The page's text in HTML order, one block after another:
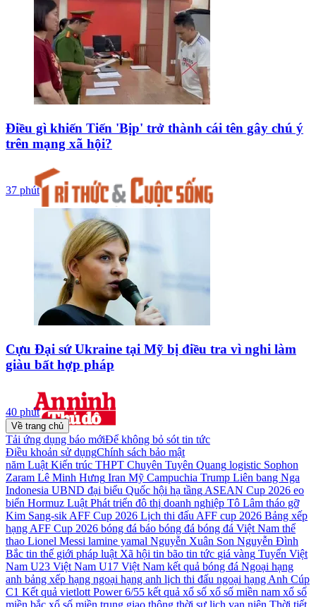
Điều gì khiến Tiến 'Bịp' trở thành cái tên gây chú ý
trên mạng xã hội?
37 phút
Cựu Đại sứ Ukraine tại Mỹ bị điều tra vì nghi làm
giàu bất hợp pháp
40 phút
Về trang chủ
Tải ứng dụng báo mớiĐể không bỏ sót tin tức
Điều khoản sử dụngChính sách bảo mật
năm Luật Kiến trúc THPT Chuyên Tuyên Quang logistic Sophon
Zaram Lê Minh Hưng Iran Mỹ Campuchia Trump Liên bang Nga
Indonesia UBND đại biểu Quốc hội hạ tầng ASEAN Cup 2026 eo
biển Hormuz Luật Phát triển đô thị doanh nghiệp Tô Lâm tháo gỡ
Kim Sang-sik AFF Cup 2026 Lịch thi đấu AFF cup 2026 Bảng xếp
hạng AFF Cup 2026 bóng đá báo bóng đá bóng đá Việt Nam thể
thao Lionel Messi lamine yamal Nguyễn Xuân Son Nguyễn Đình
Bắc tin thế giới pháp luật Xã hội tin bão tin tức giá vàng Tuyển Việt
Nam U23 Việt Nam U17 Việt Nam kết quả bóng đá Ngoại hạng
anh bảng xếp hạng ngoại hạng anh lịch thi đấu ngoại hạng Anh Cúp
C1 Kết quả vietlott Power 6/55 kết quả xổ số xổ số miền nam xổ số
miền bắc xổ số miền trung giao thông thời sự lịch vạn niên Thời tiết